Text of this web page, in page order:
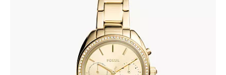
FOSSIL BQ3658